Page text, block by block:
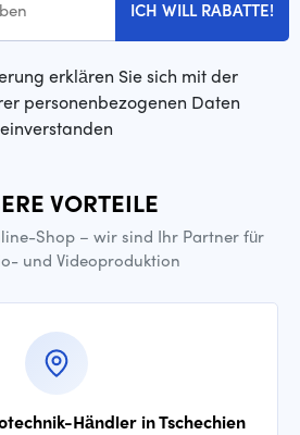
ICH WILL RABATTE!
erklären Sie sich mit der
personenbezogenen Daten
einverstanden
VORTEILE
Shop – wir sind Ihr Partner für
und Videoproduktion
Händler in Tschechien